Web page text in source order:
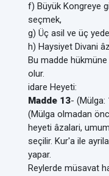
f) Büyük Kongreye
seçmek,
g) Üç asil ve üç
h) Haysiyet Divani
Bu madde
olur.
idare Heyeti:
Madde 13- (Mülga:
(Mülga olmadan
heyeti âzalari,
seçilir. Kur'a ile
yapar.
Reylerde müsavat